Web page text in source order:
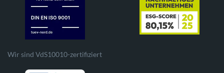
Wir sind VdS10010-zertifiziert